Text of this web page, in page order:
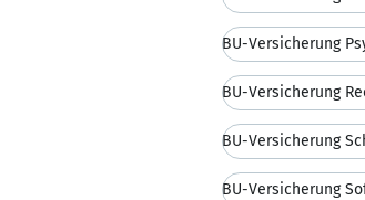
BU-Versicherung
BU-Versicherung
BU-Versicherung